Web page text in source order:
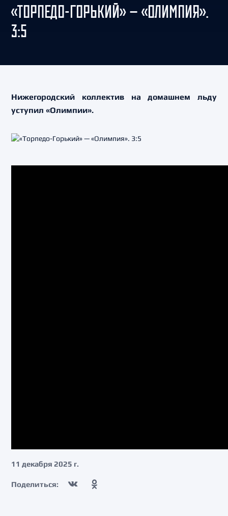
«ТОРПЕДО-ГОРЬКИЙ» — «ОЛИМПИЯ».
3:5
Нижегородский коллектив на домашнем льду
уступил «Олимпии».
11 декабря 2025 г.
Поделиться: